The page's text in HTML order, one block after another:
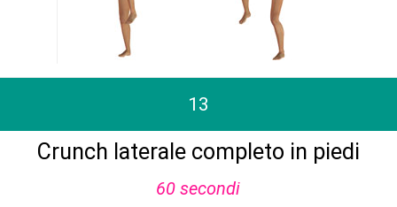
13
Crunch laterale completo in piedi
60 secondi